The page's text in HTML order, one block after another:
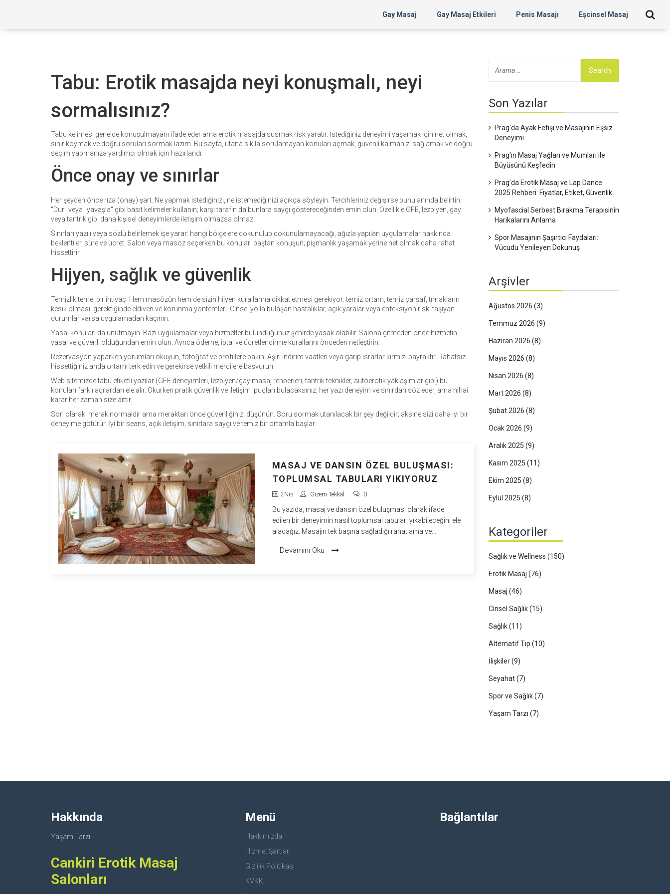
Gay Masaj Gay Masaj Etkileri Penis Masajı Eşcinsel Masaj
Tabu: Erotik masajda neyi konuşmalı, neyi
sormalısınız?
Tabu kelimesi genelde konuşulmayanı ifade eder ama erotik masajda susmak risk yaratır. İstediğiniz deneyimi yaşamak için net olmak,
sınır koymak ve doğru soruları sormak lazım. Bu sayfa, utana sıkıla sorulamayan konuları açmak, güvenli kalmanızı sağlamak ve doğru
seçim yapmanıza yardımcı olmak için hazırlandı.
Önce onay ve sınırlar
Her şeyden önce rıza (onay) şart. Ne yapmak istediğinizi, ne istemediğinizi açıkça söyleyin. Tercihleriniz değişirse bunu anında belirtin.
"Dur" veya "yavaşla" gibi basit kelimeler kullanın; karşı tarafın da bunlara saygı göstereceğinden emin olun. Özellikle GFE, lezbiyen, gay
veya tantrik gibi daha kişisel deneyimlerde iletişim olmazsa olmaz.
Sınırları yazılı veya sözlü belirlemek işe yarar: hangi bölgelere dokunulup dokunulamayacağı, ağızla yapılan uygulamalar hakkında
beklentiler, süre ve ücret. Salon veya masöz seçerken bu konuları baştan konuşun; pişmanlık yaşamak yerine net olmak daha rahat
hissettirir.
Hijyen, sağlık ve güvenlik
Temizlik temel bir ihtiyaç. Hem masözün hem de sizin hijyen kurallarına dikkat etmesi gerekiyor: temiz ortam, temiz çarşaf, tırnakların
kesik olması, gerektiğinde eldiven ve korunma yöntemleri. Cinsel yolla bulaşan hastalıklar, açık yaralar veya enfeksiyon riski taşıyan
durumlar varsa uygulamadan kaçının.
Yasal konuları da unutmayın. Bazı uygulamalar veya hizmetler bulunduğunuz şehirde yasak olabilir. Salona gitmeden önce hizmetin
yasal ve güvenli olduğundan emin olun. Ayrıca ödeme, iptal ve ücretlendirme kurallarını önceden netleştirin.
Rezervasyon yaparken yorumları okuyun, fotoğraf ve profillere bakın. Aşırı indirim vaatleri veya garip ısrarlar kırmızı bayraktır. Rahatsız
hissettiğiniz anda ortamı terk edin ve gerekirse yetkili mercilere başvurun.
Web sitemizde tabu etiketli yazılar (GFE deneyimleri, lezbiyen/gay masaj rehberleri, tantrik teknikler, autoerotik yaklaşımlar gibi) bu
konuları farklı açılardan ele alır. Okurken pratik güvenlik ve iletişim ipuçları bulacaksınız; her yazı deneyim ve sınırdan söz eder, ama nihai
karar her zaman size aittir.
Son olarak: merak normaldir ama meraktan önce güvenliğinizi düşünün. Soru sormak utanılacak bir şey değildir; aksine sizi daha iyi bir
deneyime götürür. İyi bir seans, açık iletişim, sınırlara saygı ve temiz bir ortamla başlar.
MASAJ VE DANSIN ÖZEL BULUŞMASI:
TOPLUMSAL TABULARI YIKIYORUZ
2 Nis Gizem Tekkal 0
Bu yazıda, masaj ve dansın özel buluşması olarak ifade
edilen bir deneyimin nasıl toplumsal tabuları yıkabileceğini ele
alacağız. Masajın tek başına sağladığı rahatlama ve
duygusuyla birleştiğinde, nasıl benzersiz bir deneyime
Devamını Oku
Son Yazılar
Prag'da Ayak Fetişi ve Masajının Eşsiz
Deneyimi
Prag'ın Masaj Yağları ve Mumları ile
Büyüsünü Keşfedin
Prag’da Erotik Masaj ve Lap Dance
2025 Rehberi: Fiyatlar, Etiket, Güvenlik
Myofascial Serbest Bırakma Terapisinin
Harikalarını Anlama
Spor Masajının Şaşırtıcı Faydaları:
Vücudu Yenileyen Dokunuş
Arşivler
Ağustos 2026 (3)
Temmuz 2026 (9)
Haziran 2026 (8)
Mayıs 2026 (8)
Nisan 2026 (8)
Mart 2026 (8)
Şubat 2026 (8)
Ocak 2026 (9)
Aralık 2025 (9)
Kasım 2025 (11)
Ekim 2025 (8)
Eylül 2025 (8)
Kategoriler
Sağlık ve Wellness (150)
Erotik Masaj (76)
Masaj (46)
Cinsel Sağlık(15)
Sağlık(11)
Alternatif Tıp (10)
İlişkiler(9)
Seyahat(7)
Spor ve Sağlık(7)
Yaşam Tarzı (7)
Hakkında
Yaşam Tarzı
Cankiri Erotik Masaj
Salonları
Menü
Hakkımızda
Hizmet Şartları
Gizlilik Politikası
KVKK
Bağlantılar